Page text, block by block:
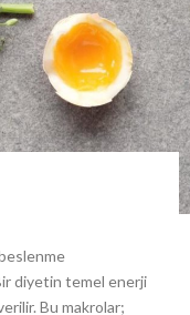
diyetin temel enerji
Bu makrolar;